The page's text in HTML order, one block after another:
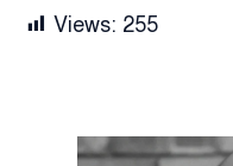
Views: 255